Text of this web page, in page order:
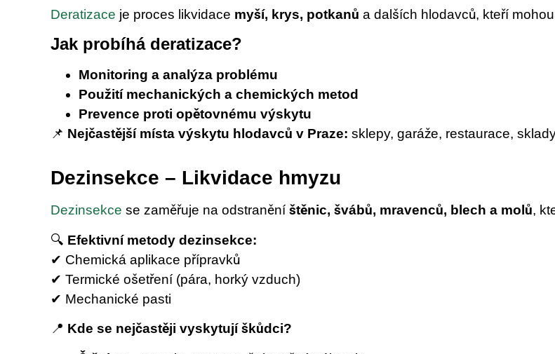
Deratizace je proces likvidace myší, krys, potkanů a dalších hlodavců, kteří
Jak probíhá deratizace?
Monitoring a analýza problému
Použití mechanických a chemických metod
Prevence proti opětovnému výskytu
📌 Nejčastější místa výskytu hlodavců v Praze: sklepy, garáže, restaurace,
Dezinsekce – Likvidace hmyzu
Dezinsekce se zaměřuje na odstranění štěnic, švábů, mravenců, blech a molů,
🔍 Efektivní metody dezinsekce:
✔ Chemická aplikace přípravků
✔ Termické ošetření (pára, horký vzduch)
✔ Mechanické pasti
📍 Kde se nejčastěji vyskytují škůdci?